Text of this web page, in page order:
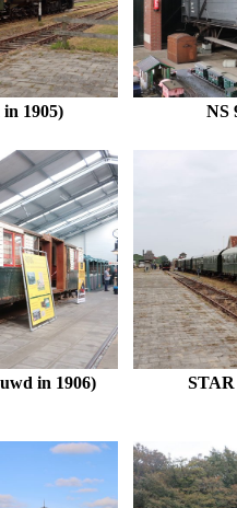
1905) NS
in 1906)
STAR